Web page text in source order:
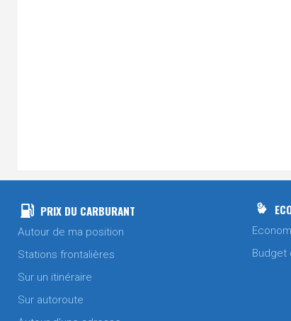
PRIX DU CARBURANT
Autour de ma position
Stations frontalières
Sur un itinéraire
Sur autoroute
Budget